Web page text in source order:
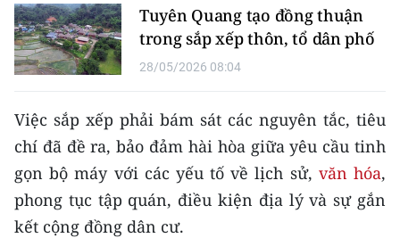
TIN ĐỊA PHƯƠNG
Trung du và miền núi phía Bắc
Đồng bằng sông Hồng
Bắc Trung Bộ
Duyên hải Nam Trung Bộ và Tây
Nguyên
Tuyên Quang tạo đồng thuận
trong sắp xếp thôn, tổ dân phố
28/05/2026 08:04
Việc sắp xếp phải bám sát các nguyên tắc, tiêu
chí đã đề ra, bảo đảm hài hòa giữa yêu cầu tinh
gọn bộ máy với các yếu tố về lịch sử, văn hóa,
phong tục tập quán, điều kiện địa lý và sự gắn
kết cộng đồng dân cư.